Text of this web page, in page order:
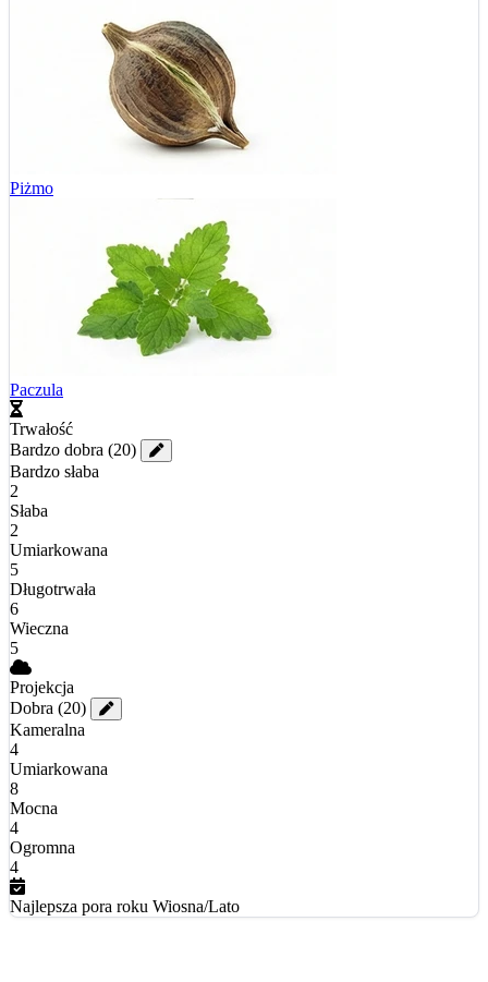
Piżmo
Paczula
Trwałość
Bardzo dobra (20)
Bardzo słaba
2
Słaba
2
Umiarkowana
5
Długotrwała
6
Wieczna
5
Projekcja
Dobra (20)
Kameralna
4
Umiarkowana
8
Mocna
4
Ogromna
4
Najlepsza pora roku Wiosna/Lato